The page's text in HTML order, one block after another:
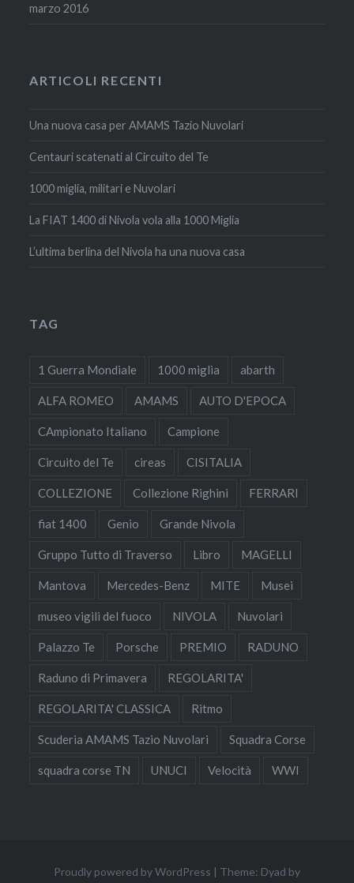
marzo 2016
ARTICOLI RECENTI
Una nuova casa per AMAMS Tazio Nuvolari
Centauri scatenati al Circuito del Te
1000 miglia, militari e Nuvolari
La FIAT 1400 di Nivola vola alla 1000 Miglia
L’ultima berlina del Nivola ha una nuova casa
TAG
1 Guerra Mondiale 1000 miglia abarth
ALFA ROMEO AMAMS AUTO D'EPOCA
CAmpionato Italiano Campione
Circuito del Te cireas CISITALIA
COLLEZIONE Collezione Righini FERRARI
fiat 1400 Genio Grande Nivola
Gruppo Tutto di Traverso Libro MAGELLI
Mantova Mercedes-Benz MITE Musei
museo vigili del fuoco NIVOLA Nuvolari
Palazzo Te Porsche PREMIO RADUNO
Raduno di Primavera REGOLARITA'
REGOLARITA' CLASSICA Ritmo
Scuderia AMAMS Tazio Nuvolari Squadra Corse
squadra corse TN UNUCI Velocità WWI
Proudly powered by WordPress | Theme: Dyad by